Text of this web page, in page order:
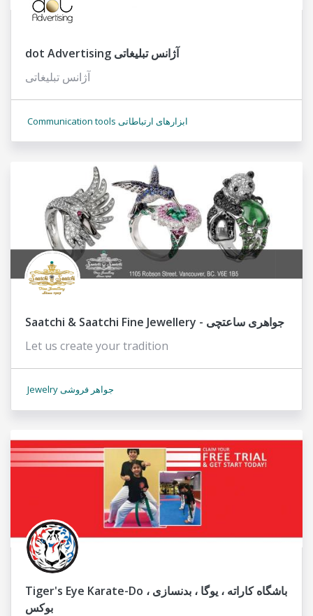
dot Advertising آژانس تبلیغاتی
آژانس تبلیغاتی
Communication tools ابزارهای ارتباطاتی
Saatchi & Saatchi Fine Jewellery - جواهری ساعتچی
Let us create your tradition
Jewelry جواهر فروشی
Tiger's Eye Karate-Do باشگاه کاراته ، یوگا ، بدنسازی ،
بوکس